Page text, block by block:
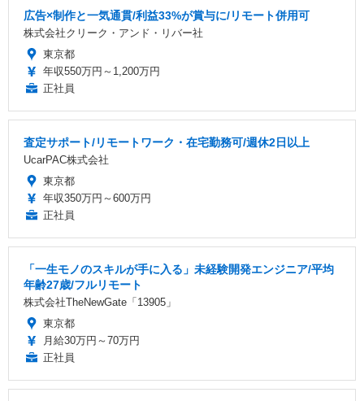
広告×制作と一気通貫/利益33%が賞与に/リモート併用可
株式会社クリーク・アンド・リバー社
東京都
年収550万円～1,200万円
正社員
査定サポート/リモートワーク・在宅勤務可/週休2日以上
UcarPAC株式会社
東京都
年収350万円～600万円
正社員
「一生モノのスキルが手に入る」未経験開発エンジニア/平均
年齢27歳/フルリモート
株式会社TheNewGate「13905」
東京都
月給30万円～70万円
正社員